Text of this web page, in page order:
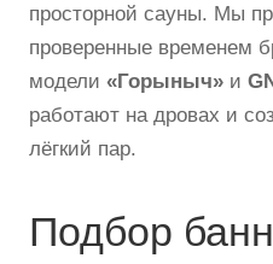
просторной сауны. Мы
проверенные временем
модели «Горыныч» и
работают на дровах и
лёгкий пар.
Подбор